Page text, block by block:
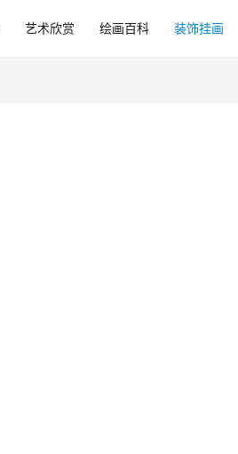
艺术欣赏 绘画百科 装饰挂画